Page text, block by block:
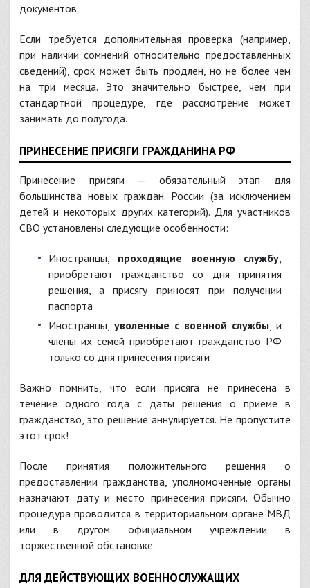
документов.
Если требуется дополнительная проверка (например,
при наличии сомнений относительно предоставленных
сведений), срок может быть продлен, но не более чем
на три месяца. Это значительно быстрее, чем при
стандартной процедуре, где рассмотрение может
занимать до полугода.
ПРИНЕСЕНИЕ ПРИСЯГИ ГРАЖДАНИНА РФ
Принесение присяги — обязательный этап для
большинства новых граждан России (за исключением
детей и некоторых других категорий). Для участников
СВО установлены следующие особенности:
Иностранцы, проходящие военную службу,
приобретают гражданство со дня принятия
решения, а присягу приносят при получении
паспорта
Иностранцы,уволенные с военной службы, и
члены их семей приобретают гражданство РФ
только со дня принесения присяги
Важно помнить, что если присяга не принесена в
течение одного года с даты решения о приеме в
гражданство, это решение аннулируется. Не пропустите
этот срок!
После принятия положительного решения о
предоставлении гражданства, уполномоченные органы
назначают дату и место принесения присяги. Обычно
процедура проводится в территориальном органе МВД
или в другом официальном учреждении в
торжественной обстановке.
ДЛЯ ДЕЙСТВУЮЩИХ ВОЕННОСЛУЖАЩИХ